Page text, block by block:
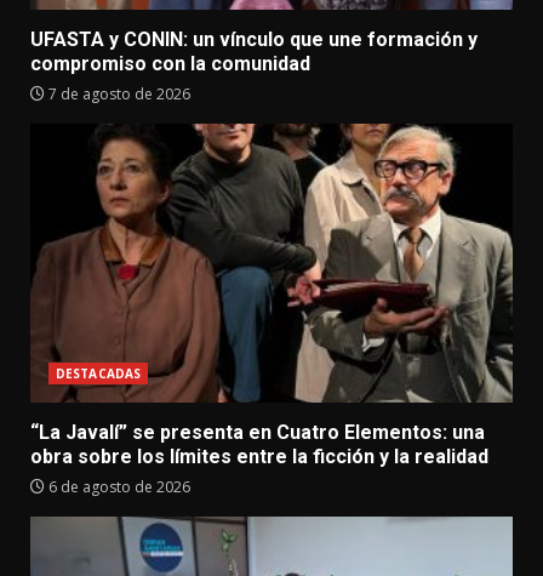
UFASTA y CONIN: un vínculo que une formación y
compromiso con la comunidad
7 de agosto de 2026
DESTACADAS
“La Javalí” se presenta en Cuatro Elementos: una
obra sobre los límites entre la ficción y la realidad
6 de agosto de 2026